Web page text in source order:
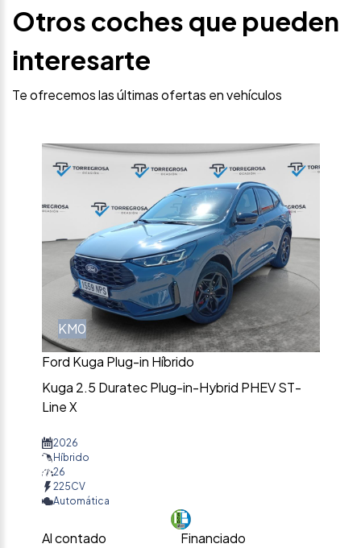
Otros coches que pueden
interesarte
Te ofrecemos las últimas ofertas en vehículos
KM0
Ford Kuga Plug-in Híbrido
Kuga 2.5 Duratec Plug-in-Hybrid PHEV ST-
Line X
2026
Híbrido
26
225CV
Automática
Al contado
Financiado